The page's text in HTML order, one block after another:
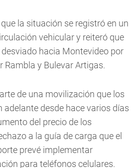
la situación se registró en un
vehicular y reiteró que
hacia Montevideo por
Rambla y Bulevar Artigas.
de una movilización que los
desde hace varios días
del precio de los
a la guía de carga que el
prevé implementar
para teléfonos celulares.